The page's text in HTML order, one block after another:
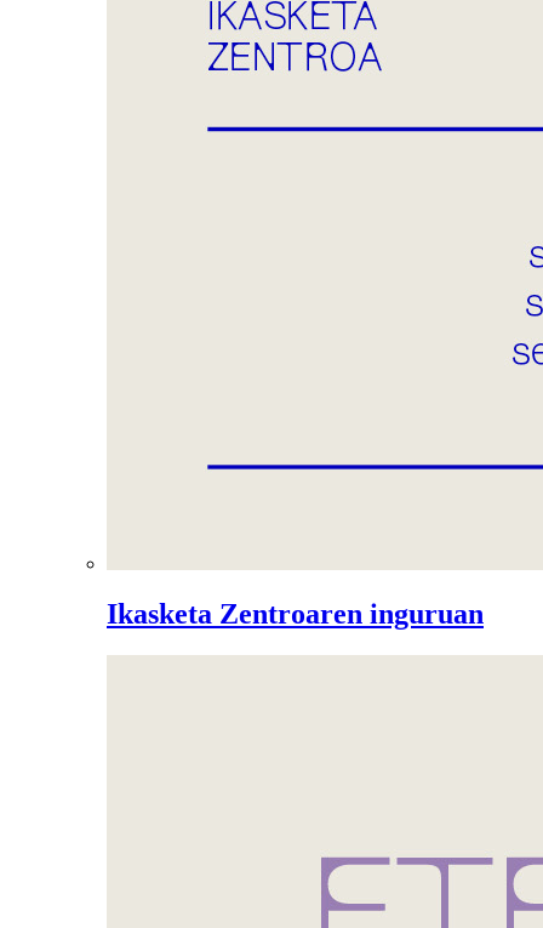
Ikasketa Zentroaren inguruan